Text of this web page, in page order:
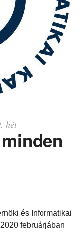
hét
és Informatikai
februárjában